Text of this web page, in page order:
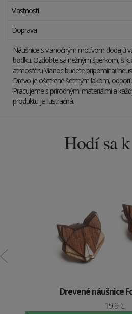
Vlastnosti
Doprava
Náušnice s vianočným motívom dodajú
bodku. Ozdobte sa nežným šperkom, s
atmosféru Vianoc budete pripomínať
Drevo je ošetrené šetrným lakom,
Pracujeme s prírodnými materiálmi a
produktu je ilustračná.
Hodí sa
Drevené náušnice
19.9 €